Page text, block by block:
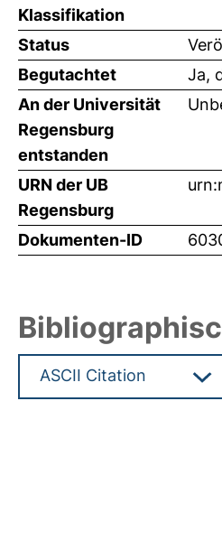
Klassifikation
Status
Begutachtet
Ja,
An der Universität
Regensburg
entstanden
URN der UB
Regensburg
Dokumenten-ID